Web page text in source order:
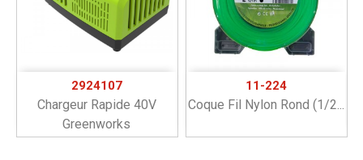
2924107
Chargeur Rapide 40V
Greenworks
11-224
Coque Fil Nylon Rond (1/2...